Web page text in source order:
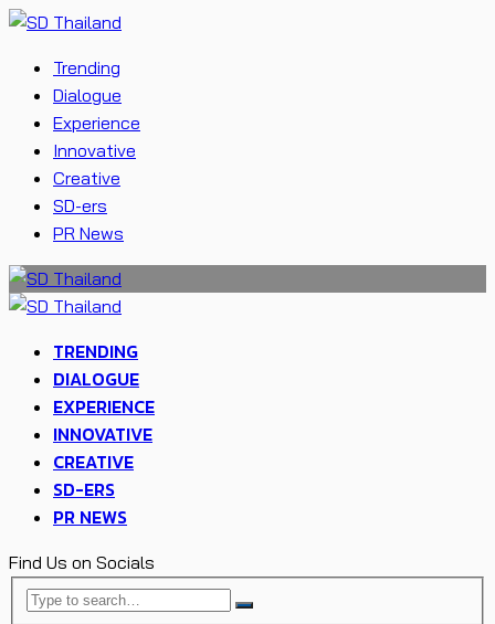
Trending
Dialogue
Experience
Innovative
Creative
SD-ers
PR News
TRENDING
DIALOGUE
EXPERIENCE
INNOVATIVE
CREATIVE
SD-ERS
PR NEWS
Find Us on Socials